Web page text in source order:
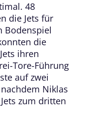
48
die Jets für
Bodenspiel
die
ihren
Tore-Führung
auf zwei
Niklas
zum dritten